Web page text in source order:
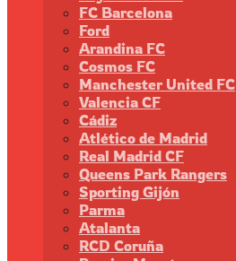
FC Barcelona
Ford
Arandina FC
Cosmos FC
Manchester United FC
Valencia CF
Cádiz
Atlético de Madrid
Real Madrid CF
Queens Park Rangers
Sporting Gijón
Parma
Atalanta
RCD Coruña